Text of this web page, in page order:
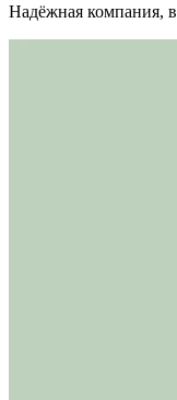
Надёжная компания,